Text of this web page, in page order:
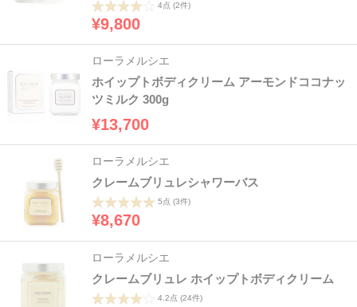
4点 (2件)
¥9,800
ローラメルシエ
ホイップトボディクリーム アーモンドココナッ
ツミルク 300g
¥13,700
ローラメルシエ
クレームブリュレシャワーバス
5点 (3件)
¥8,670
ローラメルシエ
クレームブリュレ ホイップトボディクリーム
4.2点 (24件)